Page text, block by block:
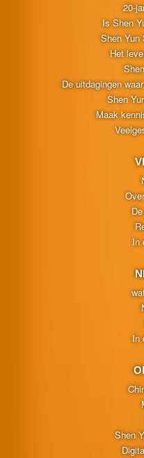
20-
Is Shen
Shen Yun
Het
De uitdagingen
Shen
Maak
In
In
Shen